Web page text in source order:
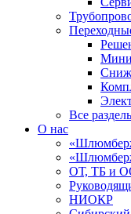
Все
О нас
ОТ, ТБ и
НИОКР